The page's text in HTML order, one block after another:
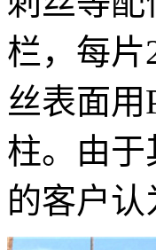
栏，每片
丝表面
柱。由
的客户